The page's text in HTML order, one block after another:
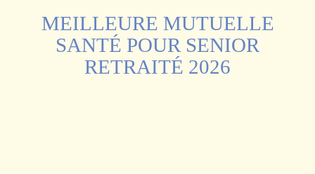
MEILLEURE MUTUELLE
SANTÉ POUR SENIOR
RETRAITÉ 2026